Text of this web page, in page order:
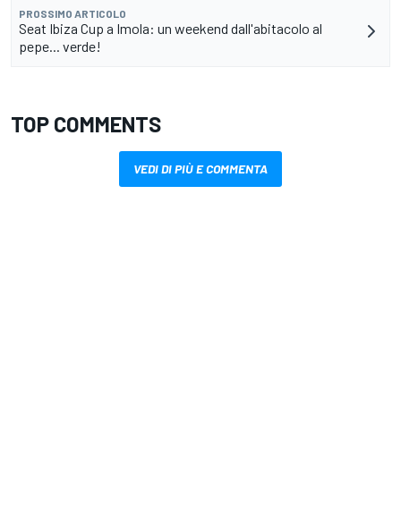
PROSSIMO ARTICOLO
Seat Ibiza Cup a Imola: un weekend dall'abitacolo al
pepe... verde!
TOP COMMENTS
VEDI DI PIÙ E COMMENTA